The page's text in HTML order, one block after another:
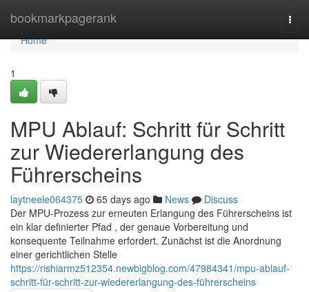
bookmarkpagerank
Home
Home
1
MPU Ablauf: Schritt für Schritt
zur Wiedererlangung des
Führerscheins
laytneele064375 65 days ago News
Discuss
Der MPU-Prozess zur erneuten Erlangung des Führerscheins ist
ein klar definierter Pfad , der genaue Vorbereitung und
konsequente Teilnahme erfordert. Zunächst ist die Anordnung
einer gerichtlichen Stelle
https://rishiarmz512354.newbigblog.com/47984341/mpu-ablauf-
schritt-für-schritt-zur-wiedererlangung-des-führerscheins